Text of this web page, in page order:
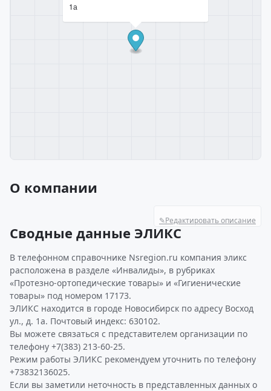
1а
О компании
✎Редактировать описание
Сводные данные ЭЛИКС
В телефонном справочнике Nsregion.ru компания эликс
расположена в разделе «Инвалиды», в рубриках
«Протезно-ортопедические товары» и «Гигиенические
товары» под номером 17173.
ЭЛИКС находится в городе Новосибирск по адресу Восход
ул., д. 1а. Почтовый индекс: 630102.
Вы можете связаться с представителем организации по
телефону +7(383) 213-60-25.
Режим работы ЭЛИКС рекомендуем уточнить по телефону
+73832136025.
Если вы заметили неточность в представленных данных о